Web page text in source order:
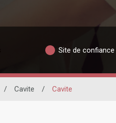
Site de
/ Cavite / Cavite